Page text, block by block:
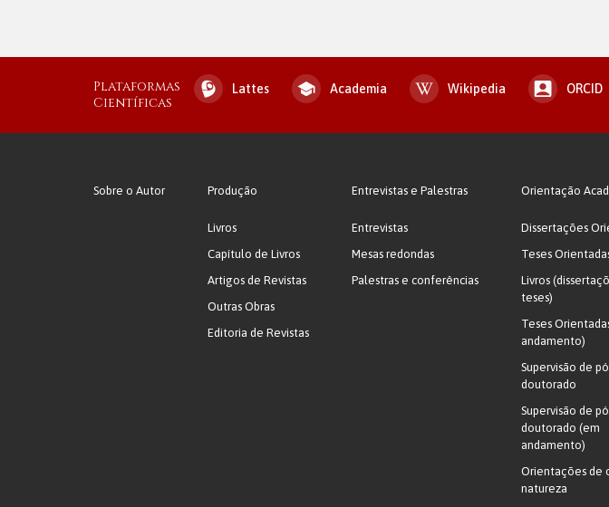
Plataformas
Científicas
Lattes Academia Wikipedia ORCID
Sobre o Autor Produção
Livros
Capítulo de Livros
Artigos de Revistas
Outras Obras
Editoria de Revistas
Entrevistas e Palestras
Entrevistas
Mesas redondas
Palestras e conferências
Orientação
Dissertações
Teses
Livros
teses)
Teses
andamento)
Supervisão de
doutorado
Supervisão de
doutorado (em
andamento)
Orientações de
natureza